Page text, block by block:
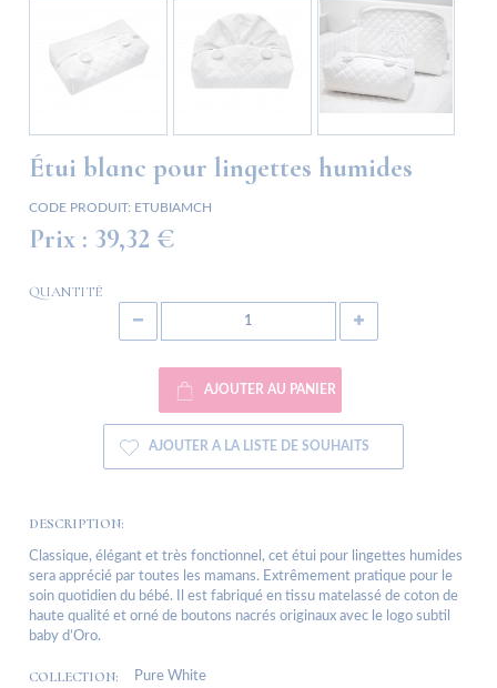
Étui blanc pour lingettes humides
CODE PRODUIT: ETUBIAMCH
Prix : 39,32 €
QUANTITÉ
AJOUTER AU PANIER
AJOUTER A LA LISTE DE SOUHAITS
DESCRIPTION:
Classique, élégant et très fonctionnel, cet étui pour lingettes humides
sera apprécié par toutes les mamans. Extrêmement pratique pour le
soin quotidien du bébé. Il est fabriqué en tissu matelassé de coton de
haute qualité et orné de boutons nacrés originaux avec le logo subtil
baby d’Oro.
COLLECTION: Pure White